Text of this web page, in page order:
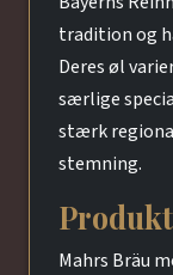
tradition og
Deres øl
særlige
stærk
stemning.
Mahrs Bräu